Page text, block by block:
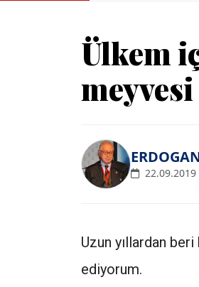
Ülkem
meyvesi
22.09.2019
Uzun yıllardan
ediyorum.